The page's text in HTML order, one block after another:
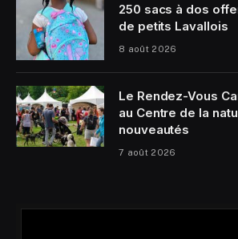
250 sacs à dos
de petits Lavallois
8 août 2026
Le Rendez-Vous
au Centre de la
nouveautés
7 août 2026